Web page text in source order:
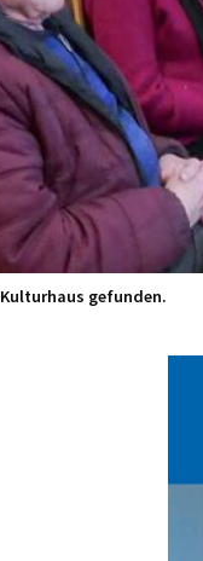
gefunden.